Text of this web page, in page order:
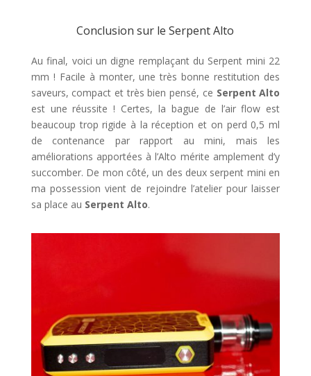
Conclusion sur le Serpent Alto
Au final, voici un digne remplaçant du Serpent mini 22
mm ! Facile à monter, une très bonne restitution des
saveurs, compact et très bien pensé, ce Serpent Alto
est une réussite ! Certes, la bague de l’air flow est
beaucoup trop rigide à la réception et on perd 0,5 ml
de contenance par rapport au mini, mais les
améliorations apportées à l’Alto mérite amplement d’y
succomber. De mon côté, un des deux serpent mini en
ma possession vient de rejoindre l’atelier pour laisser
sa place au Serpent Alto.